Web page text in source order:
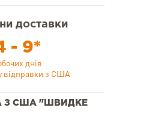
доставки
- 9*
днів
відправки з США
З США "ШВИДКЕ